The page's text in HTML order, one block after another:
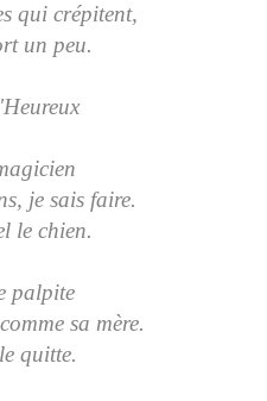
qui crépitent,
un peu.
je sais faire.
le chien.
palpite
sa mère.
quitte.